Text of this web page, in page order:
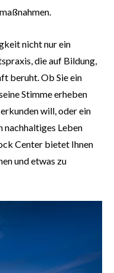
nicht nur ein
die auf Bildung,
beruht. Ob Sie ein
Stimme erheben
will, oder ein
nachhaltiges Leben
Center bietet Ihnen
und etwas zu